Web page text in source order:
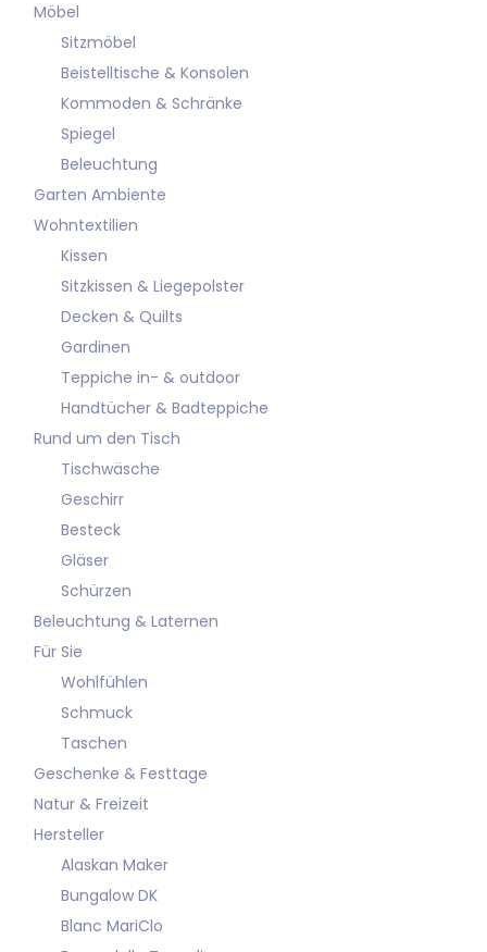
Möbel
Sitzmöbel
Beistelltische & Konsolen
Kommoden & Schränke
Spiegel
Beleuchtung
Garten Ambiente
Wohntextilien
Kissen
Sitzkissen & Liegepolster
Decken & Quilts
Gardinen
Teppiche in- & outdoor
Handtücher & Badteppiche
Rund um den Tisch
Tischwäsche
Geschirr
Besteck
Gläser
Schürzen
Beleuchtung & Laternen
Für Sie
Wohlfühlen
Schmuck
Taschen
Geschenke & Festtage
Natur & Freizeit
Hersteller
Alaskan Maker
Bungalow DK
Blanc MariClo